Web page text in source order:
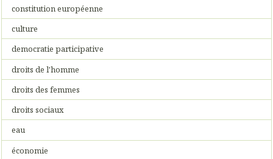
constitution européenne
culture
democratie participative
droits de l'homme
droits des femmes
droits sociaux
eau
économie